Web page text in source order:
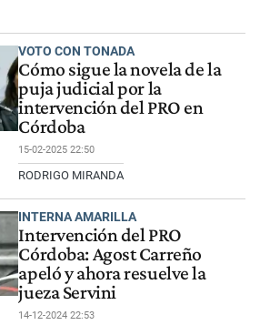
VOTO CON TONADA
Cómo sigue la novela de la
puja judicial por la
intervención del PRO en
Córdoba
15-02-2025 22:50
RODRIGO MIRANDA
INTERNA AMARILLA
Intervención del PRO
Córdoba: Agost Carreño
apeló y ahora resuelve la
jueza Servini
14-12-2024 22:53